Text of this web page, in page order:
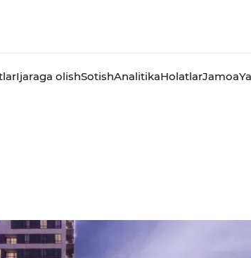
Ijaraga olishSotishAnalitikaHolatlarJamoa